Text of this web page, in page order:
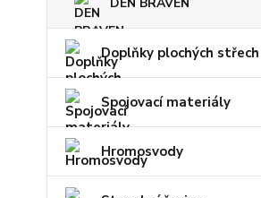
Doplňky plochých střech
Spojovací materiály
Hromosvody